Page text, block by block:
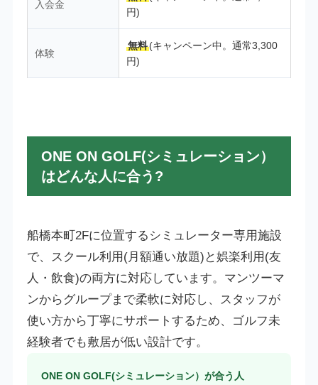
入会金
円)
体験
無料(キャンペーン中。通常3,300
円)
ONE ON GOLF(シミュレーション）
はどんな人に合う?
船橋本町2Fに位置するシミュレーター専用施設
で、スクール利用(月額通い放題)と娯楽利用(友
人・飲食)の両方に対応しています。マンツーマ
ンからグループまで柔軟に対応し、スタッフが
使い方から丁寧にサポートするため、ゴルフ未
経験者でも敷居が低い設計です。
ONE ON GOLF(シミュレーション）が合う人